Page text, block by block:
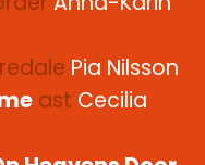
Pia Nilsson
ast Cecilia